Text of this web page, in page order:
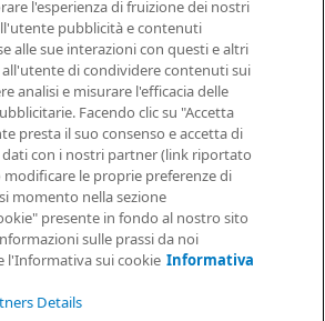
della sicurezza delle informazioni
il logo Cepheid, GeneXpert®, Xpert®
di Cepheid, registrati negli USA e in altri
Paesi.
l'esperienza di fruizione dei nostri
pubblicità e contenuti
alle sue interazioni con questi e altri
di condividere contenuti sui
analisi e misurare l'efficacia delle
Facendo clic su "Accetta
presta il suo consenso e accetta di
con i nostri partner (link riportato
le proprie preferenze di
momento nella sezione
presente in fondo al nostro sito
sulle prassi da noi
l'Informativa sui cookie Informativa
Details